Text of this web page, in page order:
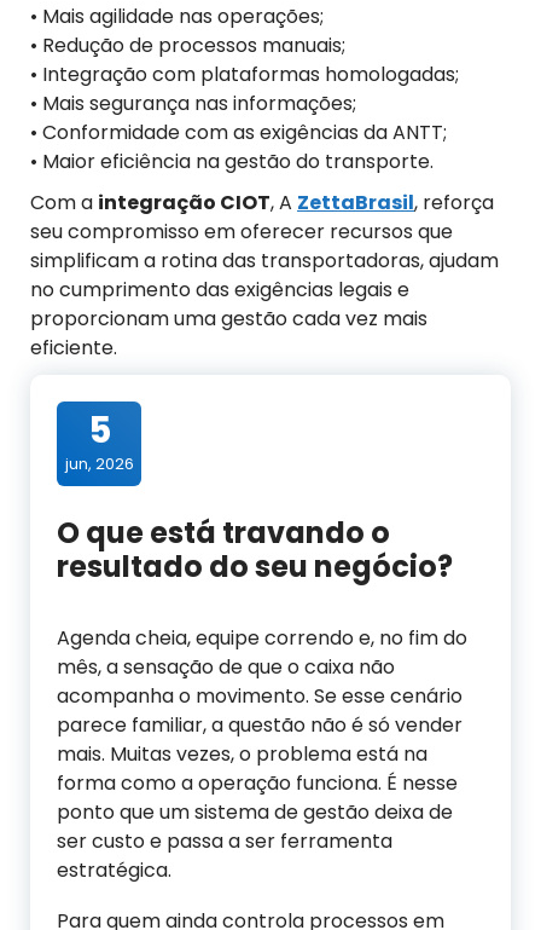
• Mais agilidade nas operações;
• Redução de processos manuais;
• Integração com plataformas homologadas;
• Mais segurança nas informações;
• Conformidade com as exigências da ANTT;
• Maior eficiência na gestão do transporte.
Com a integração CIOT, A ZettaBrasil, reforça
seu compromisso em oferecer recursos que
simplificam a rotina das transportadoras, ajudam
no cumprimento das exigências legais e
proporcionam uma gestão cada vez mais
eficiente.
5
jun, 2026
O que está travando o
resultado do seu negócio?
Agenda cheia, equipe correndo e, no fim do
mês, a sensação de que o caixa não
acompanha o movimento. Se esse cenário
parece familiar, a questão não é só vender
mais. Muitas vezes, o problema está na
forma como a operação funciona. É nesse
ponto que um sistema de gestão deixa de
ser custo e passa a ser ferramenta
estratégica.
Para quem ainda controla processos em